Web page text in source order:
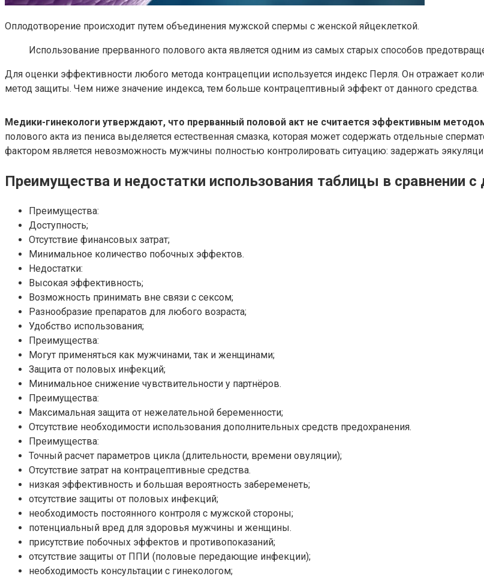
Оплодотворение происходит путем объединения мужской спермы с женской яйцеклеткой.
Использование прерванного полового акта является одним из самых старых способов
Для оценки эффективности любого метода контрацепции используется индекс Перля. Он отражает
метод защиты. Чем ниже значение индекса, тем больше контрацептивный эффект от данного средства.
Медики-гинекологи утверждают, что прерванный половой акт не считается эффективным
полового акта из пениса выделяется естественная смазка, которая может содержать отдельные
фактором является невозможность мужчины полностью контролировать ситуацию: задержать
Преимущества и недостатки использования таблицы в сравнении
Преимущества:
Доступность;
Отсутствие финансовых затрат;
Минимальное количество побочных эффектов.
Недостатки:
Высокая эффективность;
Возможность принимать вне связи с сексом;
Разнообразие препаратов для любого возраста;
Удобство использования;
Преимущества:
Могут применяться как мужчинами, так и женщинами;
Защита от половых инфекций;
Минимальное снижение чувствительности у партнёров.
Преимущества:
Максимальная защита от нежелательной беременности;
Отсутствие необходимости использования дополнительных средств предохранения.
Преимущества:
Точный расчет параметров цикла (длительности, времени овуляции);
Отсутствие затрат на контрацептивные средства.
низкая эффективность и большая вероятность забеременеть;
отсутствие защиты от половых инфекций;
необходимость постоянного контроля с мужской стороны;
потенциальный вред для здоровья мужчины и женщины.
присутствие побочных эффектов и противопоказаний;
отсутствие защиты от ППИ (половые передающие инфекции);
необходимость консультации с гинекологом;